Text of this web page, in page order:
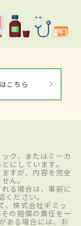
こちら
ク、またはミーカ
にしています。
すが、内容を完全
ん。
る場合は、事前に
ださい。
、株式会社ギミッ
の賠償の責任を一
ある場合には、お